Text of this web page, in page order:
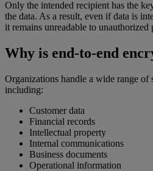
Only the intended recipient has the
the data. As a result, even if data is
it remains unreadable to unauthorized
Why is end-to-end
Organizations handle a wide range of
including:
Customer data
Financial records
Intellectual property
Internal communications
Business documents
Operational information